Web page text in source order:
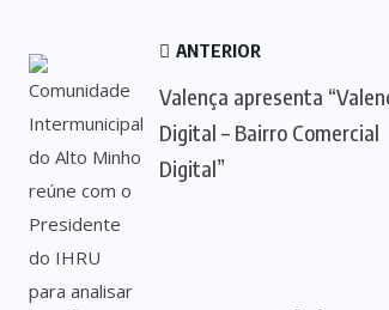
ANTERIOR
Valença apresenta
Digital – Bairro Comercial
Digital”